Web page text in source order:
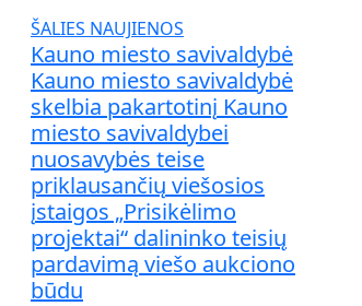
ŠALIES NAUJIENOS
Kauno miesto savivaldybė
Kauno miesto savivaldybė
skelbia pakartotinį Kauno
miesto savivaldybei
nuosavybės teise
priklausančių viešosios
įstaigos „Prisikėlimo
projektai“ dalininko teisių
pardavimą viešo aukciono
būdu